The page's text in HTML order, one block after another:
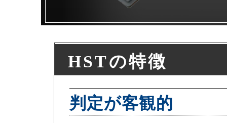
HSTの特徴
判定が客観的